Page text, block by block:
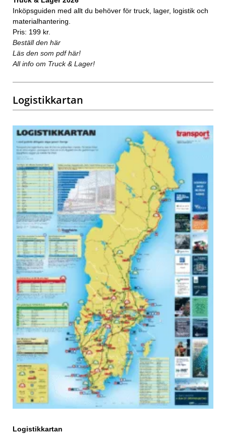
Inköpsguiden med allt du behöver för truck, lager, logistik och
materialhantering.
Pris: 199 kr.
Beställ den här
Läs den som pdf här!
All info om Truck & Lager!
Logistikkartan
Logistikkartan